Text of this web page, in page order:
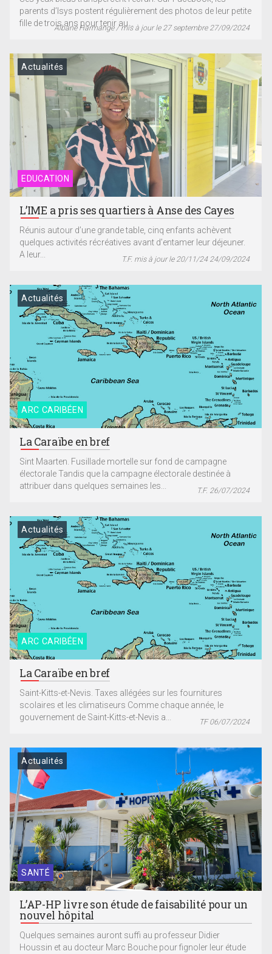
parents d’Isys postent régulièrement des photos de leur petite
fille de trois ans pour tenir au...
Albane Harmange / mis à jour le 27 septembre 27/09/2024
EDUCATION
Actualités
L’IME a pris ses quartiers à Anse des Cayes
Réunis autour d’une grande table, cinq enfants achèvent
quelques activités récréatives avant d’entamer leur déjeuner.
A leur...
T.F. mis à jour le 20/11/24 24/09/2024
ARC CARIBÉEN
Actualités
La Caraïbe en bref
Sint Maarten. Fusillade mortelle sur fond de campagne
électorale Tandis que la campagne électorale destinée à
attribuer dans quelques semaines les...
T.F. 26/07/2024
ARC CARIBÉEN
Actualités
La Caraïbe en bref
Saint-Kitts-et-Nevis. Taxes allégées sur les fournitures
scolaires et les climatiseurs Comme chaque année, le
gouvernement de Saint-Kitts-et-Nevis a...
TF 06/07/2024
SANTÉ
Actualités
L’AP-HP livre son étude de faisabilité pour un
nouvel hôpital
Quelques semaines auront suffi au professeur Didier
Houssin et au docteur Marc Bouche pour fignoler leur étude